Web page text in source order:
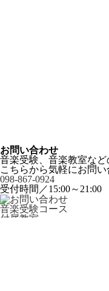
お問い合わせ
音楽受験、音楽教室など
こちらから気軽にお問い
098-867-0924
受付時間／15:00～21:00
音楽受験コース
付属教室